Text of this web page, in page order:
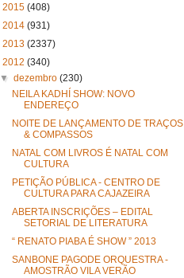
2015 (408)
2014 (931)
2013 (2337)
2012 (340)
▼dezembro(230)
NEILA KADHÍ SHOW: NOVO
ENDEREÇO
NOITE DE LANÇAMENTO DE TRAÇOS
& COMPASSOS
NATAL COM LIVROS É NATAL COM
CULTURA
PETIÇÃO PÚBLICA - CENTRO DE
CULTURA PARA CAJAZEIRA
ABERTA INSCRIÇÕES – EDITAL
SETORIAL DE LITERATURA
“ RENATO PIABA É SHOW ” 2013
SANBONE PAGODE ORQUESTRA -
AMOSTRÃO VILA VERÃO